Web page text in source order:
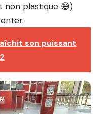
non plastique 😅)
son puissant